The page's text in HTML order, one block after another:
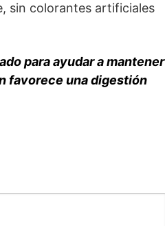
sin colorantes artificiales
para ayudar a mantener
favorece una digestión